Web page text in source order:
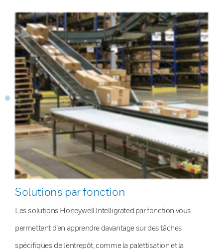
Solutions par fonction
Les solutions Honeywell Intelligrated par fonction vous
permettent d’en apprendre davantage sur des tâches
spécifiques de l’entrepôt, comme la palettisation et la